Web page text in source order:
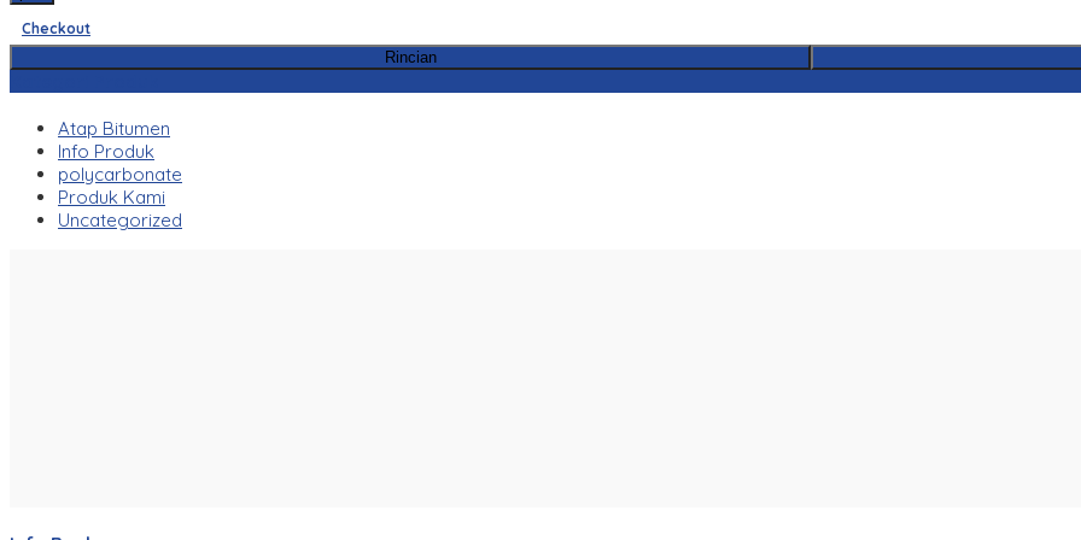
Checkout
Rincian
Atap Bitumen
Info Produk
polycarbonate
Produk Kami
Uncategorized